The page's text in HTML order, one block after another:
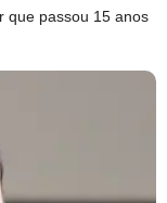
que passou 15 anos